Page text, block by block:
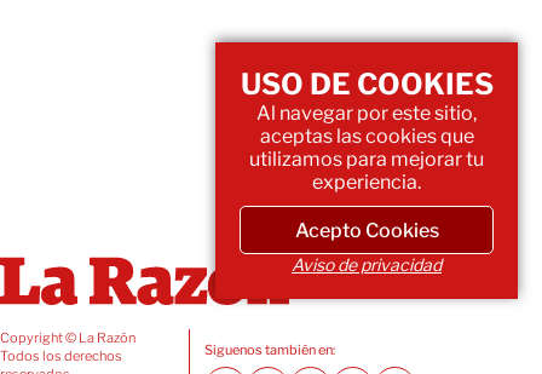
Copyright © La Razón
Todos los derechos
Siguenos también en:
USO DE COOKIES
Al navegar por este sitio,
aceptas las cookies que
utilizamos para mejorar tu
experiencia.
Acepto Cookies
Aviso de privacidad